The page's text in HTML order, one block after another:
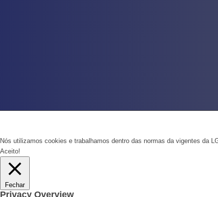
Nós utilizamos cookies e trabalhamos dentro das normas da vigentes da
Aceito!
Fechar
Privacy Overview